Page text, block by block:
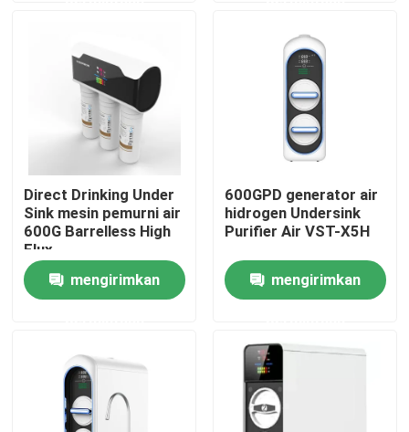
Tur Pabrik
Kontrol kualitas
Hubungi kami
Berita
Permintaan Penawaran
Mesin Penghirup Hidrogen
Direct Drinking Under
Sink mesin pemurni air
600G Barrelless High
Flux
mengirimkan
600GPD generator air
hidrogen Undersink
Purifier Air VST-X5H
mengirimkan